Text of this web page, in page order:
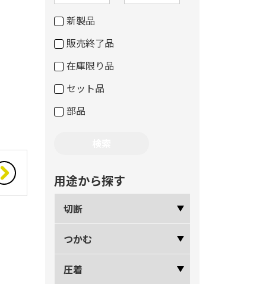
新製品
販売終了品
在庫限り品
セット品
部品
用途から探す
切断
つかむ
圧着